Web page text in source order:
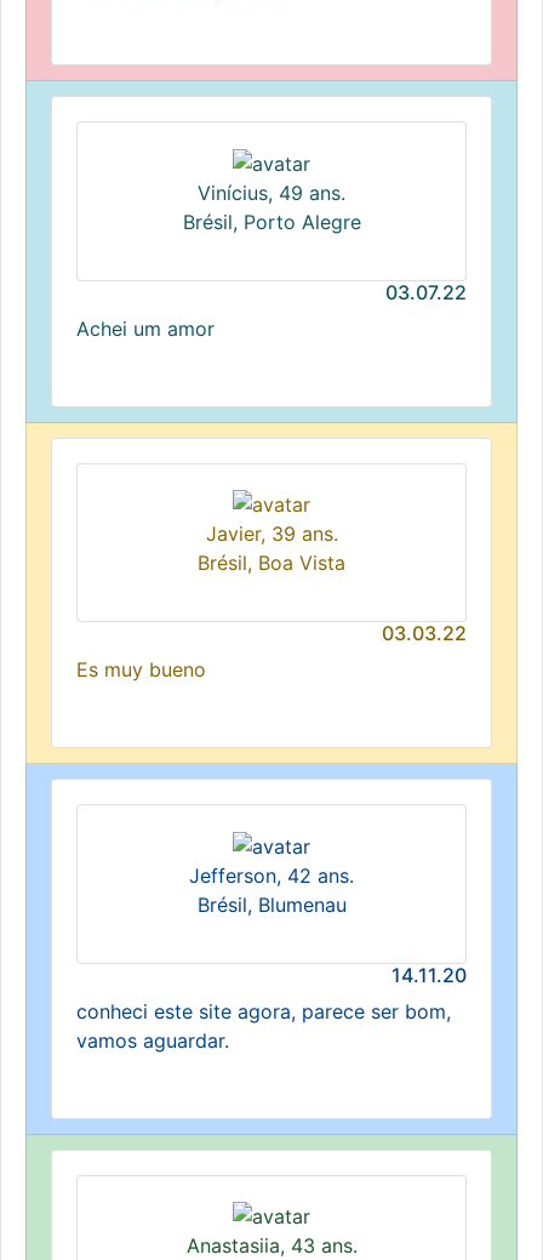
Vinícius, 49 ans.
Brésil, Porto Alegre
03.07.22
Achei um amor
Javier, 39 ans.
Brésil, Boa Vista
03.03.22
Es muy bueno
Jefferson, 42 ans.
Brésil, Blumenau
14.11.20
conheci este site agora, parece ser bom,
vamos aguardar.
Anastasiia, 43 ans.